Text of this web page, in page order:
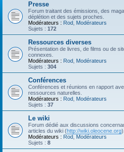
Presse
Forum traitant des émissions, des
déplétion et des sujets proches.
Modérateurs : Rod Modérateurs
Sujets : 172
Ressources diverses
Présentation de livres, de films ou de
connexes.
Modérateurs : Rod Modérateurs
Sujets : 304
Conférences
Conférences et réunions en rapport
ressources naturelles.
Modérateurs : Rod Modérateurs
Sujets : 37
Le wiki
Forum dédié aux discussions
articles du wiki (http://wiki.oleocene.org).
Modérateurs : Rod Modérateurs
Sujets : 8